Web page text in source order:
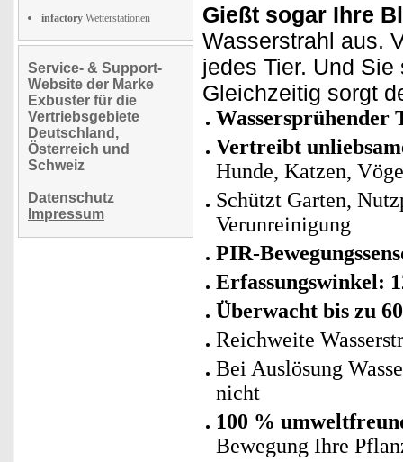
infactory Wetterstationen
Service- & Support-
Website der Marke
Exbuster für die
Vertriebsgebiete
Deutschland,
Österreich und
Schweiz
Datenschutz
Impressum
Gießt sogar Ihre
Wasserstrahl aus.
jedes Tier. Und
Gleichzeitig sorgt
Vertreibt
Hunde, Katzen,
Schützt Garten,
Verunreinigung
PIR-
Erfassungswinkel:
Überwacht bis zu
Reichweite
Bei Auslösung
nicht
100 %
Bewegung Ihre